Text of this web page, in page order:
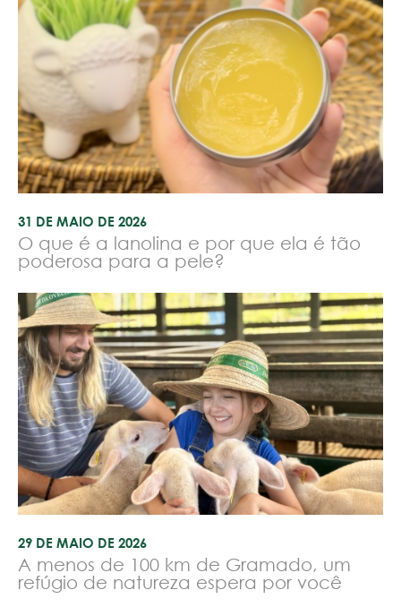
31 DE MAIO DE 2026
O que é a lanolina e por que ela é tão
poderosa para a pele?
29 DE MAIO DE 2026
A menos de 100 km de Gramado, um
refúgio de natureza espera por você